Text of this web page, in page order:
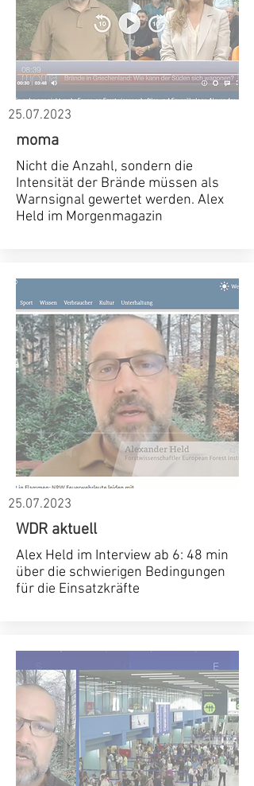
25.07.2023
moma
Nicht die Anzahl, sondern die
Intensität der Brände müssen als
Warnsignal gewertet werden. Alex
Held im Morgenmagazin
25.07.2023
WDR aktuell
Alex Held im Interview ab 6: 48 min
über die schwierigen Bedingungen
für die Einsatzkräfte